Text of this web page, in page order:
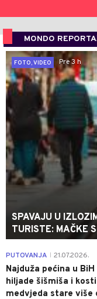
MONDO
FOTO, VIDEO
Pre 3 h
SPAVAJU U
TURISTE: MAČKE
PUTOVANJA 21.07.2026.
Najduža pećina u
hiljade šišmiša i
medvjeda stare više